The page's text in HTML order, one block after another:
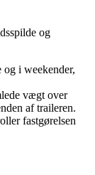
og
i weekender,
vægt over
af traileren.
fastgørelsen